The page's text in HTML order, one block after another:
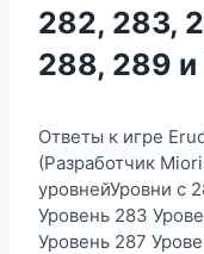
282, 283,
288, 289
Ответы к игре
(Разработчик
уровнейУровни с
Уровень 283
Уровень 287